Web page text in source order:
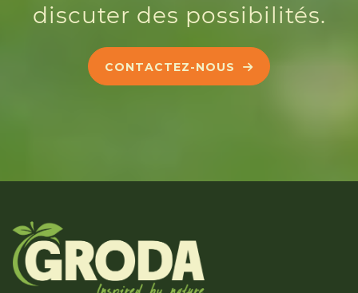
discuter des possibilités.
CONTACTEZ-NOUS